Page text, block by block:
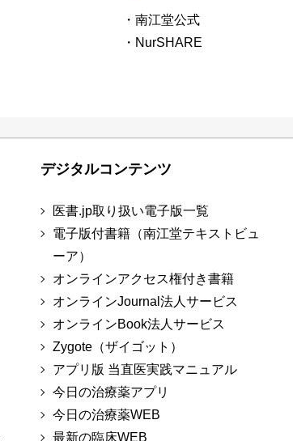
・南江堂公式
・NurSHARE
デジタルコンテンツ
医書.jp取り扱い電子版一覧
電子版付書籍（南江堂テキストビュ
ーア）
オンラインアクセス権付き書籍
オンラインJournal法人サービス
オンラインBook法人サービス
Zygote（ザイゴット）
アプリ版 当直医実践マニュアル
今日の治療薬アプリ
今日の治療薬WEB
最新の臨床WEB